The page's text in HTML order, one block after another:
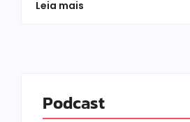
Leia mais
Podcast